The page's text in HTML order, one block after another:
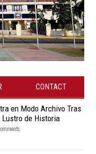
CONTACT
en Modo Archivo Tras
Lustro de Historia